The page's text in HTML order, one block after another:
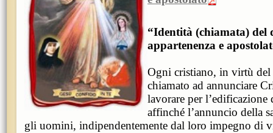
“Identità (chiamata) del
appartenenza e
Ogni cristiano, in virtù del
chiamato ad annunciare
lavorare per
affinché l’annuncio della
gli uomini, indipendentemente dal loro impegno di